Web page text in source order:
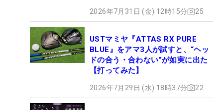
2026年7月31日 (金) 12時15分 25
USTマミヤ『ATTAS RX PURE
BLUE』をアマ3人が試すと、“ヘッ
ドの合う・合わない”が如実に出た
【打ってみた】
2026年7月29日 (水) 18時37分 22